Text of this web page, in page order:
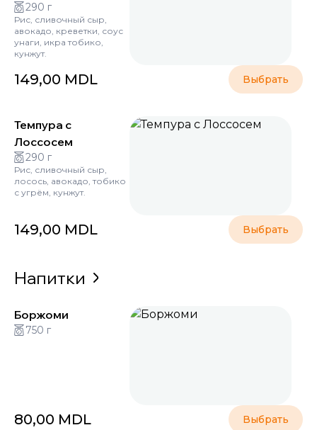
290 г
Рис, сливочный сыр,
авокадо, креветки, соус
унаги, икра тобико,
кунжут.
149,00 MDL Выбрать
Темпура с
Лоссосем
290 г
Рис, сливочный сыр,
лосось, авокадо, тобико
с угрём, кунжут.
149,00 MDL Выбрать
Напитки
Боржоми
750 г
80,00 MDL Выбрать